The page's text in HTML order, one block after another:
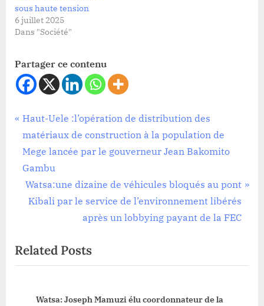
sous haute tension
6 juillet 2025
Dans "Société"
Partager ce contenu
Société
Navigation
de
l’article
P
r
e
v
P
o
Haut-Uele :l’opération de distribution des
matériaux de construction à la population de
Mege lancée par le gouverneur Jean Bakomito
Gambu
N
e
P
o
Watsa:une dizaine de véhicules bloqués au pont
Kibali par le service de l’environnement libérés
après un lobbying payant de la FEC
Related Posts
Watsa: Joseph Mamuzi élu coordonnateur de la